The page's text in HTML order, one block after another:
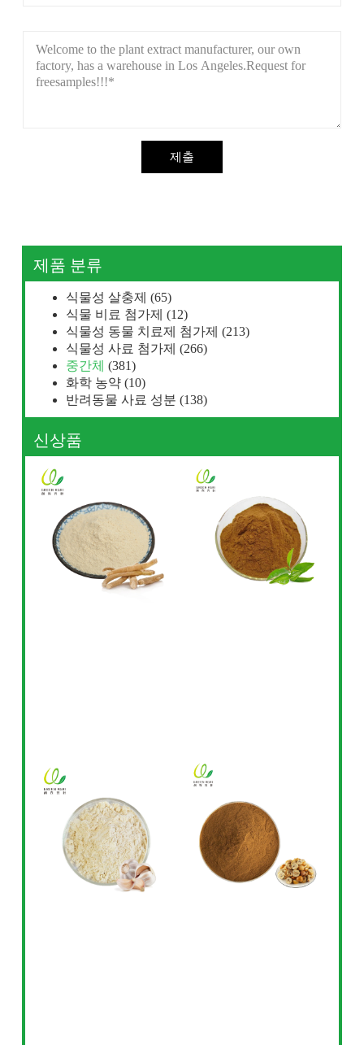
제출
제품 분류
식물성 살충제 (65)
식물 비료 첨가제 (12)
식물성 동물 치료제 첨가제 (213)
식물성 사료 첨가제 (266)
중간체 (381)
화학 농약 (10)
반려동물 사료 성분 (138)
신상품